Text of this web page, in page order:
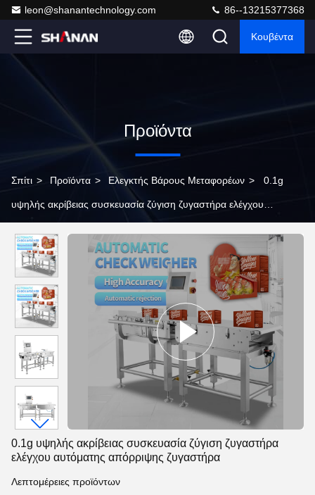
leon@shanantechnology.com 86--13215377368
Κουβέντα
Προϊόντα
Σπίτι > Προϊόντα > Ελεγκτής Βάρους Μεταφορέων > 0.1g
υψηλής ακρίβειας συσκευασία ζύγιση ζυγαστήρα ελέγχου
0.1g υψηλής ακρίβειας συσκευασία ζύγιση ζυγαστήρα
ελέγχου αυτόματης απόρριψης ζυγαστήρα
Λεπτομέρειες προϊόντων